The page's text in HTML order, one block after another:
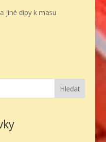
jiné dipy k masu
Hledat